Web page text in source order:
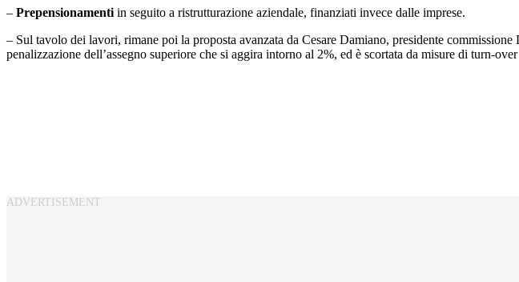
– Prepensionamenti in seguito a ristrutturazione aziendale, finanziati invece dalle imprese.
– Sul tavolo dei lavori, rimane poi la proposta avanzata da Cesare Damiano, presidente
penalizzazione dell’assegno superiore che si aggira intorno al 2%, ed è scortata da misure di turn-